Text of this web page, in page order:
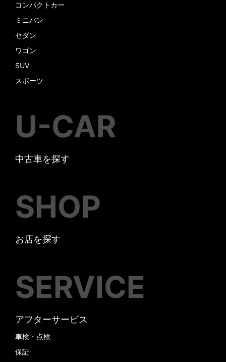
コンパクトカー
ミニバン
セダン
ワゴン
SUV
スポーツ
U-CAR
中古車を探す
SHOP
お店を探す
SERVICE
アフターサービス
車検・点検
保証